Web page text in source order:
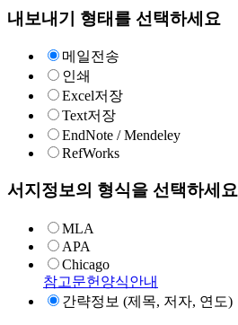
내보내기 형태를 선택하세요
메일전송
인쇄
Excel저장
Text저장
EndNote / Mendeley
RefWorks
서지정보의 형식을 선택하세요
MLA
APA
Chicago
참고문헌양식안내
간략정보 (제목, 저자, 연도)